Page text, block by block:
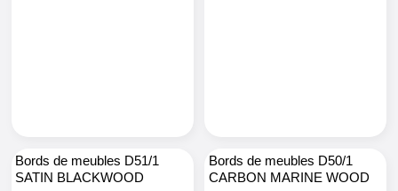
Bords de meubles D51/1
SATIN BLACKWOOD
Bords de meubles D50/1
CARBON MARINE WOOD